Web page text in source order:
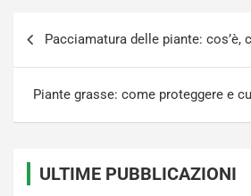
Pacciamatura delle piante: cos’è,
Piante grasse: come proteggere e
ULTIME PUBBLICAZIONI